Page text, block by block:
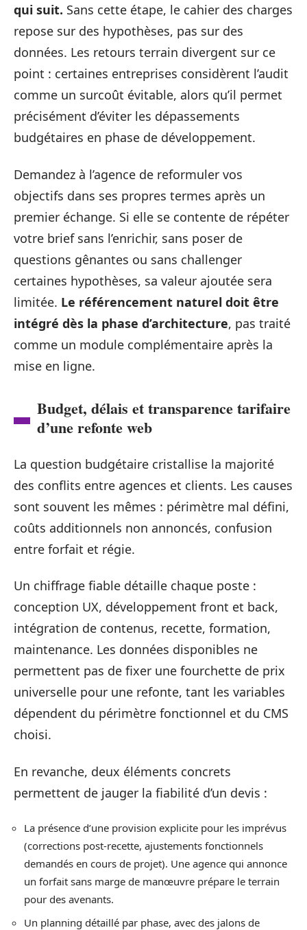
qui suit. Sans cette étape, le cahier des charges
repose sur des hypothèses, pas sur des
données. Les retours terrain divergent sur ce
point : certaines entreprises considèrent l’audit
comme un surcoût évitable, alors qu’il permet
précisément d’éviter les dépassements
budgétaires en phase de développement.
Demandez à l’agence de reformuler vos
objectifs dans ses propres termes après un
premier échange. Si elle se contente de répéter
votre brief sans l’enrichir, sans poser de
questions gênantes ou sans challenger
certaines hypothèses, sa valeur ajoutée sera
limitée. Le référencement naturel doit être
intégré dès la phase d’architecture, pas traité
comme un module complémentaire après la
mise en ligne.
Budget, délais et transparence tarifaire
d’une refonte web
La question budgétaire cristallise la majorité
des conflits entre agences et clients. Les causes
sont souvent les mêmes : périmètre mal défini,
coûts additionnels non annoncés, confusion
entre forfait et régie.
Un chiffrage fiable détaille chaque poste :
conception UX, développement front et back,
intégration de contenus, recette, formation,
maintenance. Les données disponibles ne
permettent pas de fixer une fourchette de prix
universelle pour une refonte, tant les variables
dépendent du périmètre fonctionnel et du CMS
choisi.
En revanche, deux éléments concrets
permettent de jauger la fiabilité d’un devis :
La présence d’une provision explicite pour les imprévus
(corrections post-recette, ajustements fonctionnels
demandés en cours de projet). Une agence qui annonce
un forfait sans marge de manœuvre prépare le terrain
pour des avenants.
Un planning détaillé par phase, avec des jalons de